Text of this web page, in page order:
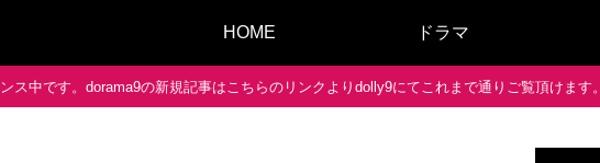
HOME ドラマ
ス中です。dorama9の新規記事はこちらのリンクよりdolly9にてこれまで通りご覧頂けます。